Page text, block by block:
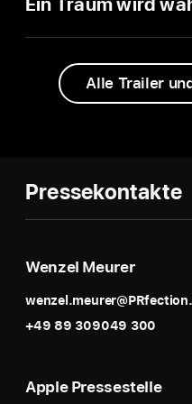
Alle Trailer
Pressekontakte
Wenzel Meurer
+49 89 309049 300
Apple Pressestelle